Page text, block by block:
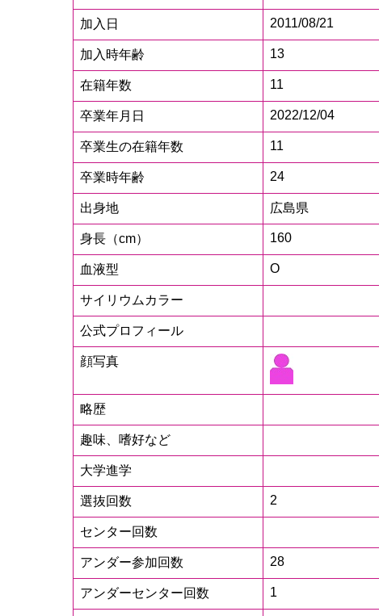
加入日 2011/08/21
加入時年齢 13
在籍年数 11
卒業年月日 2022/12/04
卒業生の在籍年数 11
卒業時年齢 24
出身地 広島県
身長（cm） 160
血液型 O
サイリウムカラー
公式プロフィール
顔写真
略歴
趣味、嗜好など
大学進学
選抜回数 2
センター回数
アンダー参加回数 28
アンダーセンター回数 1